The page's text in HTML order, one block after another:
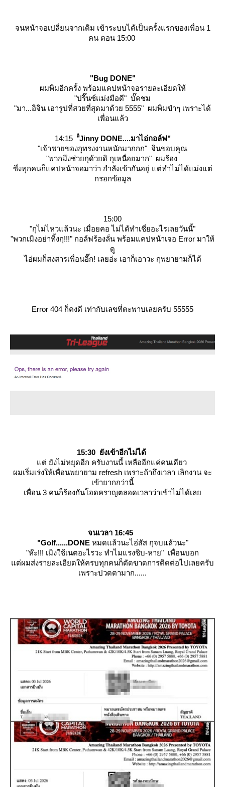
จนหน้าจอเปลี่ยนจากเดิม เข้าระบบได้เป็นครั้งแรกของเพื่อน 1
คน ตอน 15:00
"Bug DONE"
ผมพิมอีกครั้ง พร้อมแคปหน้าจอรายละเอียดให้
"ปริ๊นซ์แม่งมือดี" บั๊คชม
"มา...อิจิน เอารูปที่สวยที่สุดมาด้วย 5555" ผมพิมขำๆ เพราะได้
เพื่อนแล้ว
14:15 "๋Jinny DONE....มาไอ่กอล์ฟ"
"เจ้าชายของกุทรงงานหนักมากกก" จินขอบคุณ
"พวกมึงช่วยกุด้วยดิ กุเหนื่อยมาก"ผมร้อง
ซึ่งทุกคนก็แคปหน้าจอมาว่า กำลังเข้ากันอยู่ แต่ทำไม่ได้แม่งแต่
กรอกข้อมูล
15:00
"กุไม่ไหวแล้วนะ เมื่อยคอ ไม่ได้ทำเชี่ยอะไรเลยวันนี้"
"พวกเมิงอย่าทิ้งกุ!!!" กอล์ฟร้องลั่น พร้อมแคปหน้าเจอ Error มาให้
ดู
ไอ่ผมก็สงสารเพื่อนอี๊ก! เลยอ่ะ เอาก็เอาวะ กุพยายามก็ได้
Error 404 ก็คงดี เท่ากับเลขที่ตะพาบเลยครับ 55555
15:30 ังเข้าอีกไม่ได้
ต่ ยังไม่หยุดอีก ครับงานนี้ เหลืออีกแค่คนเดียว
ผมเริ่มเร่งให้เพื่อนพยายาม refresh เพราะถ้าถึงเวลา เลิกงาน จะ
เข้ายากกว่านี้
เพื่อน 3 คนก็ร้องกันโอดคราญตลอดเวลาว่าเข้าไม่ได้เล
จนเวลา 16:45
"Golf......DONE หมดแล้วนะไอ่สัส กุจบแล้วนะ"
"ห๊ะ!!! เมิงใช้เนตอะไรวะ ทำไมแรงชิบ-หาย" เพื่อนบอก
ต่ผมส่งรายละเอียดให้ครบทุกคนก็ตัดขาดการติดต่อไปเลยครับ
เพราะปวดตามาก......